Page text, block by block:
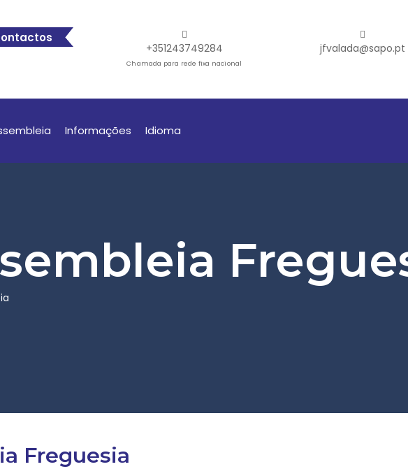
+351243749284
Chamada para rede fixa nacional
jfvalada@sapo.pt
Informações Idioma
Freguesia